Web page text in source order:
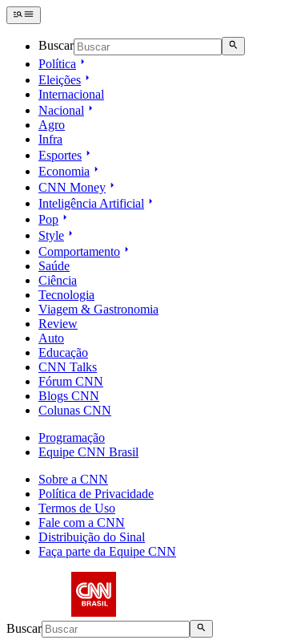
Buscar
Política
Eleições
Internacional
Nacional
Agro
Infra
Esportes
Economia
CNN Money
Inteligência Artificial
Pop
Style
Comportamento
Saúde
Ciência
Tecnologia
Viagem & Gastronomia
Review
Auto
Educação
CNN Talks
Fórum CNN
Blogs CNN
Colunas CNN
Programação
Equipe CNN Brasil
Sobre a CNN
Política de Privacidade
Termos de Uso
Fale com a CNN
Distribuição do Sinal
Faça parte da Equipe CNN
Buscar